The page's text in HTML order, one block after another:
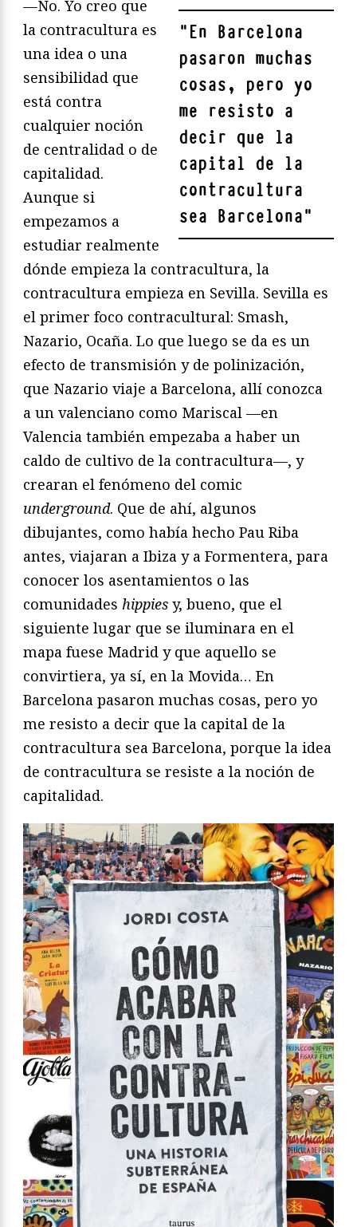
"En Barcelona
pasaron muchas
cosas, pero yo
me resisto a
decir que la
capital de la
contracultura
sea Barcelona"
—No. Yo creo que
la contracultura es
una idea o una
sensibilidad que
está contra
cualquier noción
de centralidad o de
capitalidad.
Aunque si
empezamos a
estudiar realmente
dónde empieza la contracultura, la
contracultura empieza en Sevilla. Sevilla es
el primer foco contracultural: Smash,
Nazario, Ocaña. Lo que luego se da es un
efecto de transmisión y de polinización,
que Nazario viaje a Barcelona, allí conozca
a un valenciano como Mariscal —en
Valencia también empezaba a haber un
caldo de cultivo de la contracultura—, y
crearan el fenómeno del comic
underground. Que de ahí, algunos
dibujantes, como había hecho Pau Riba
antes, viajaran a Ibiza y a Formentera, para
conocer los asentamientos o las
comunidades hippies y, bueno, que el
siguiente lugar que se iluminara en el
mapa fuese Madrid y que aquello se
convirtiera, ya sí, en la Movida… En
Barcelona pasaron muchas cosas, pero yo
me resisto a decir que la capital de la
contracultura sea Barcelona, porque la idea
de contracultura se resiste a la noción de
capitalidad.